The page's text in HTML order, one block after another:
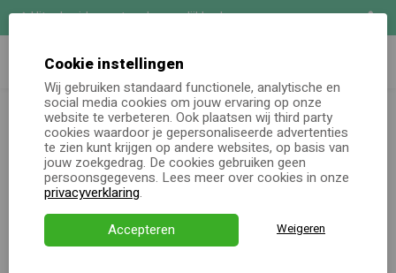
Uitgebreide maatwerk mogelijkheden
Online keuzecadeau
Kerstpakketten
Alle momenten
Verjaardagsservice
Zoeken
Kerstpakketten totaal Kerstpakket Net even anders
Cookie instellingen
Wij gebruiken standaard functionele, analytische en
social media cookies om jouw ervaring op onze
website te verbeteren. Ook plaatsen wij third party
cookies waardoor je gepersonaliseerde advertenties
te zien kunt krijgen op andere websites, op basis van
jouw zoekgedrag. De cookies gebruiken geen
persoonsgegevens. Lees meer over cookies in onze
privacyverklaring.
Accepteren
Weigeren